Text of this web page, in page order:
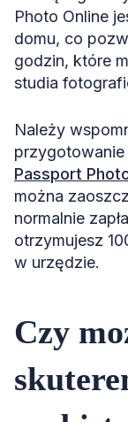
Photo Online
domu, co
godzin, które
studia
Należy
Passport
można
normalnie
otrzymujesz
w urzędzie.
Czy